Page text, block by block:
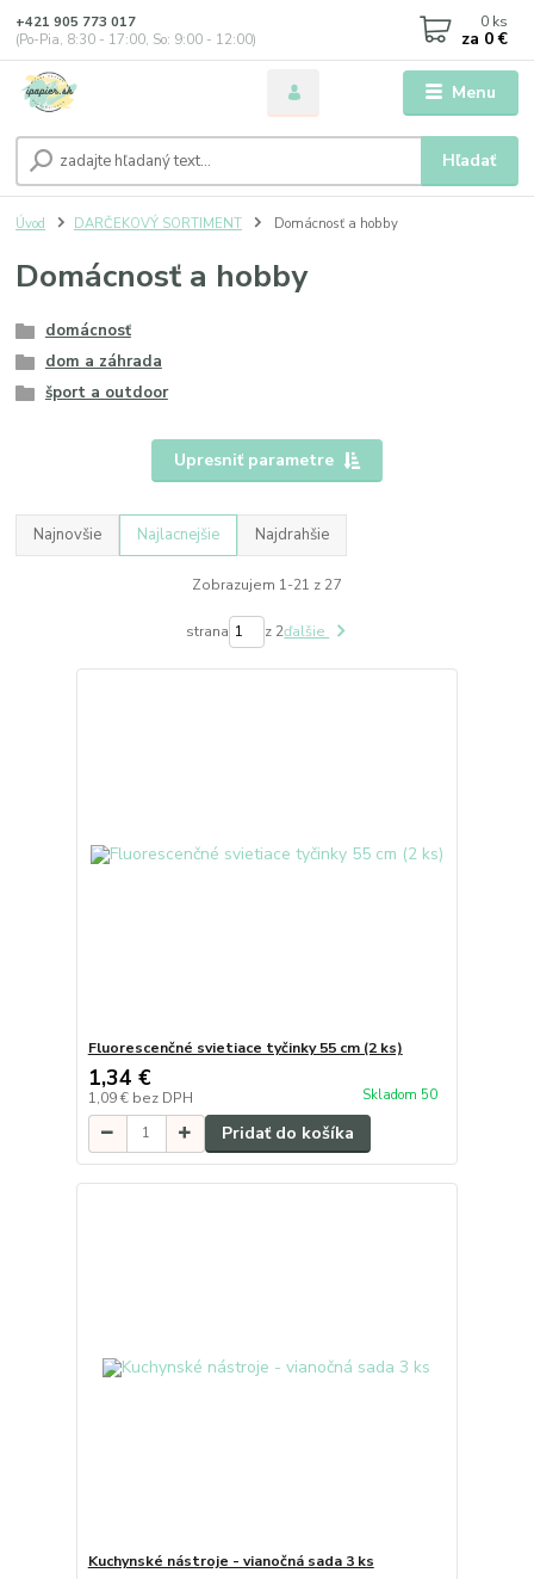
Menu
Hľadať
+421 905 773 017
(Po-Pia, 8:30 - 17:00, So: 9:00 - 12:00)
0 ks
za 0 €
Úvod DARČEKOVÝ SORTIMENT Domácnosť a hobby
Domácnosť a hobby
domácnosť
dom a záhrada
šport a outdoor
Upresniť parametre
Najnovšie Najlacnejšie Najdrahšie
Zobrazujem 1-21 z 27
strana z 2ďalšie
Fluorescenčné svietiace tyčinky 55 cm (2 ks)
1,34 €
1,09 € bez DPH Skladom 50
Pridať do košíka
Kuchynské nástroje - vianočná sada 3 ks